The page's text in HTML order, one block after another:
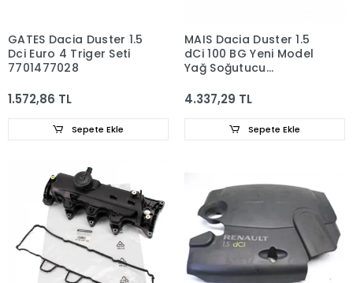
GATES Dacia Duster 1.5
Dci Euro 4 Triger Seti
7701477028
1.572,86 TL
Sepete Ekle
MAIS Dacia Duster 1.5
dCi 100 BG Yeni Model
Yağ Soğutucu
4.337,29 TL
Sepete Ekle